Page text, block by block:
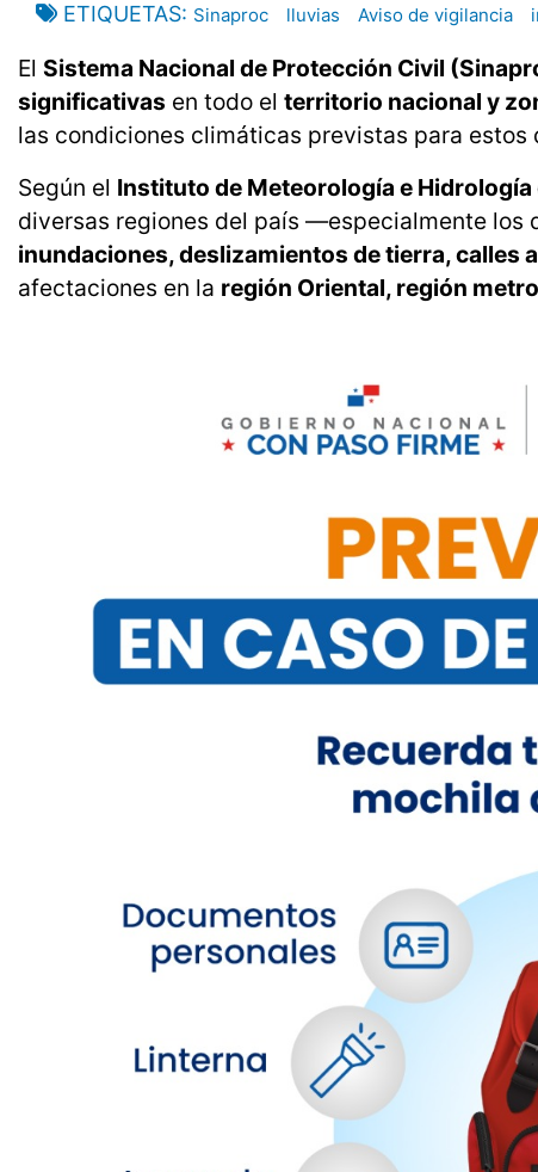
ETIQUETAS Sinaproc lluvias Aviso de vigilancia
El Sistema Nacional de Protección Civil
significativas en todo el territorio nacional y
las condiciones climáticas previstas para estos
Según el Instituto de Meteorología e Hidrología
diversas regiones del país —especialmente los
inundaciones, deslizamientos de tierra, calles
afectaciones en la región Oriental, región